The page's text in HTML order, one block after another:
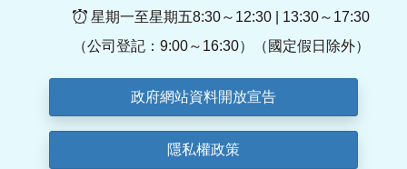
星期一至星期五8:30～12:30 | 13:30～17:30
（公司登記：9:00～16:30）（國定假日除外）
政府網站資料開放宣告
隱私權政策